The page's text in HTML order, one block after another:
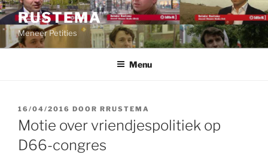
Ga
naar
inhoud
RUSTEMA
Meneer Petities
Menu
GEPLAATST
OP
16/04/2016 DOOR RRUSTEMA
Motie over vriendjespolitiek op
D66-congres